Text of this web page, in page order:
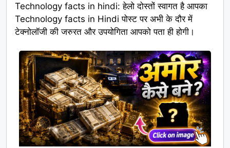
Technology facts in hindi: हेलो दोस्तों स्वागत है आपका
Technology facts in Hindi पोस्ट पर अभी के दौर में
टेक्नोलॉजी की जरुरत और उपयोगिता आपको पता ही होगी।